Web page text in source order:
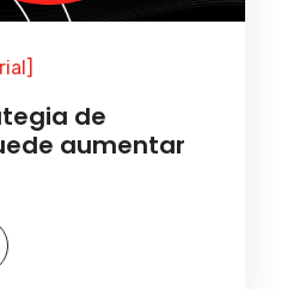
de
aumentar